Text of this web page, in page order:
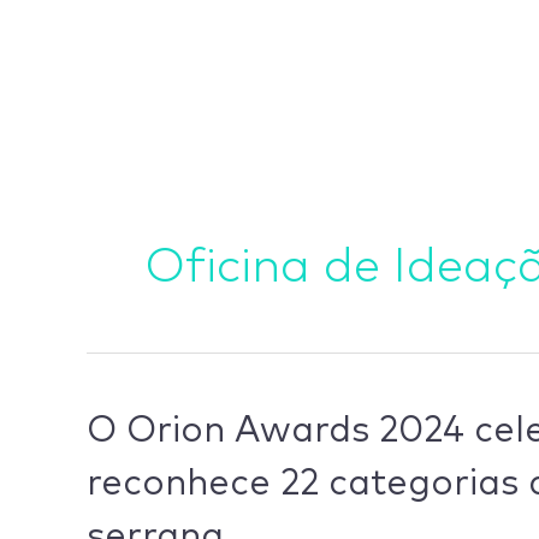
Oficina de
O Orion Awards 2024
reconhece 22 categorias
O
Awards